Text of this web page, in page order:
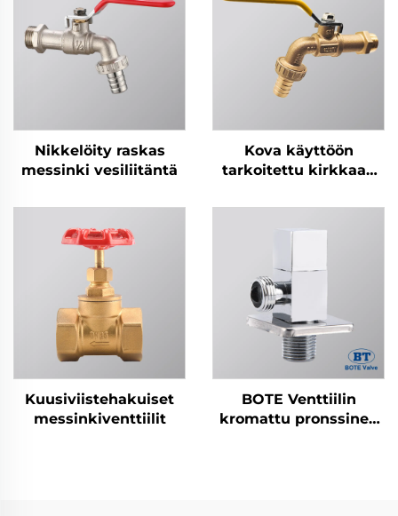
Nikkelöity raskas
messinki vesiliitäntä
Kova käyttöön
tarkoitettu kirkkaan
Kuusiviistehakuiset
messinkiventtiilit
BOTE Venttiilin
kromattu pronssinen